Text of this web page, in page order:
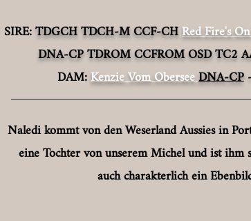
SIRE:TDGCH TDCH-M CCF-CHRed Fire's
DNA-CP TDROM CCFROM OSD TC2
DAM:Kenzie Vom OberseeDNA-CP
Naledi kommt von den Weserland Aussies in
eine Tochter von unserem Michel und ist ihm
auch charakterlich ein